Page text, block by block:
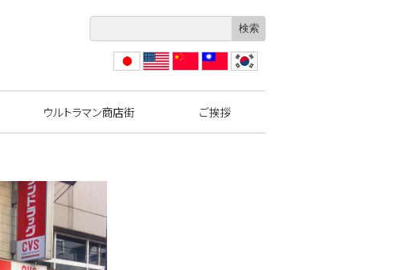
語
sh
中文 中文
ウルトラマン商店街 ご挨拶